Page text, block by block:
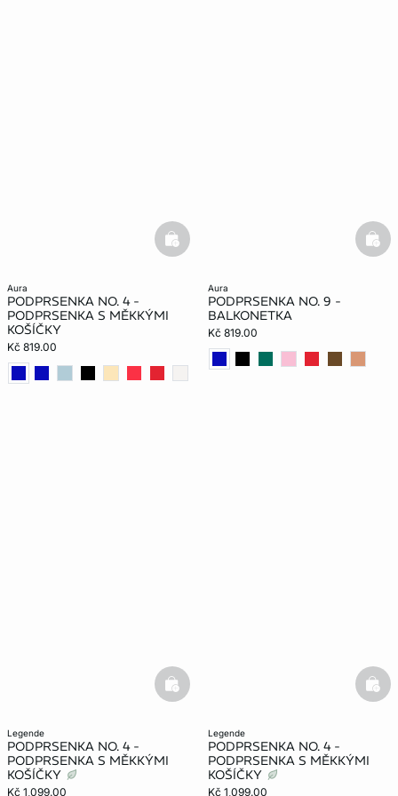
aura
PODPRSENKA NO. 4 -
PODPRSENKA S MĚKKÝMI
KOŠÍČKY
Kč 819.00
basketfull
aura
PODPRSENKA NO. 9 -
BALKONETKA
Kč 819.00
legende
PODPRSENKA NO. 4 -
PODPRSENKA S MĚKKÝMI
KOŠÍČKY
Kč 1,099.00
basketfull
legende
PODPRSENKA NO. 4 -
PODPRSENKA S MĚKKÝMI
KOŠÍČKY
Kč 1,099.00